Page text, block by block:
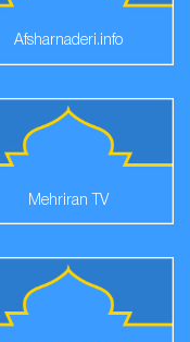
Afsharnaderi.info
Mehriran TV